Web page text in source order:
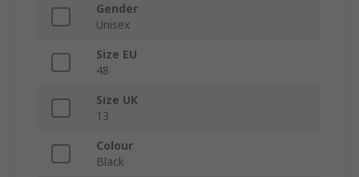
Gender
Unisex
Size EU
48
Size UK
13
Colour
Black